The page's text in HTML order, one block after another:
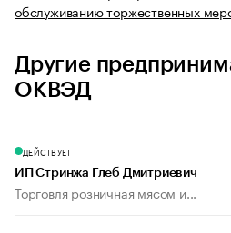
обслуживанию торжественных
Другие
ОКВЭД
ДЕЙСТВУЕТ
ИП Стринжа Глеб Дмитриевич
Торговля розничная мясом и...